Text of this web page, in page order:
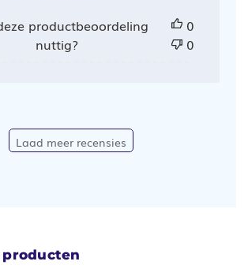
productbeoordeling
nuttig?
0
0
Laad meer recensies